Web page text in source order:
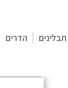
תבלינים הדרים